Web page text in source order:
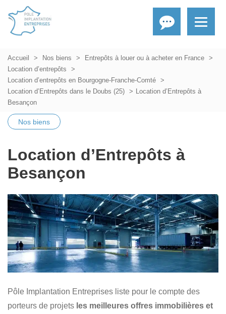
Accueil Nos biens
Entrepôts à louer ou à acheter en France
Location d’entrepôts
Location d’entrepôts en Bourgogne-Franche-Comté
Location d’Entrepôts dans le Doubs (25)
Location d’Entrepôts à
Besançon
Nos biens
Location d’Entrepôts à
Besançon
Pôle Implantation Entreprises liste pour le compte des
porteurs de projets les meilleures offres immobilières et